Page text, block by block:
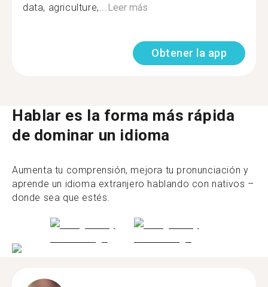
data, agriculture,... Leer más
Obtener la app
Hablar es la forma más rápida
de dominar un idioma
Aumenta tu comprensión, mejora tu pronunciación y
aprende un idioma extranjero hablando con nativos –
donde sea que estés.